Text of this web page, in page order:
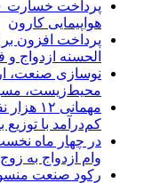
هواپیمایی کارون
الحسنه ازدواج
نوسازی صنعت،
محیط‌زیست،
مهمانی
کم‌درآمد با
وام ازدواج به
رکود صنعت